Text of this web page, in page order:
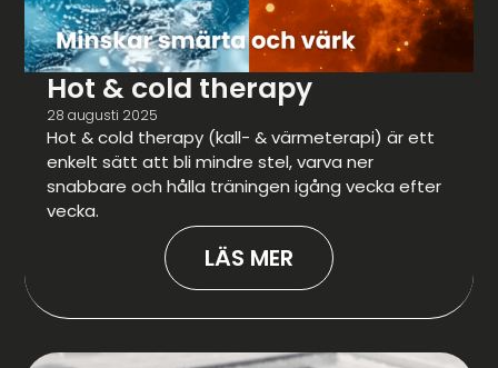
Hot & cold therapy
28 augusti 2025
Hot & cold therapy (kall- & värmeterapi) är ett
enkelt sätt att bli mindre stel, varva ner
snabbare och hålla träningen igång vecka efter
vecka.
LÄS MER